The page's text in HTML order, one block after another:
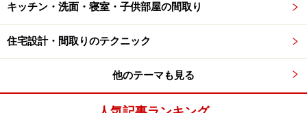
次のページへ
キッチン・洗面・寝室・子供部屋の間取り
住宅設計・間取りのテクニック
他のテーマも見る